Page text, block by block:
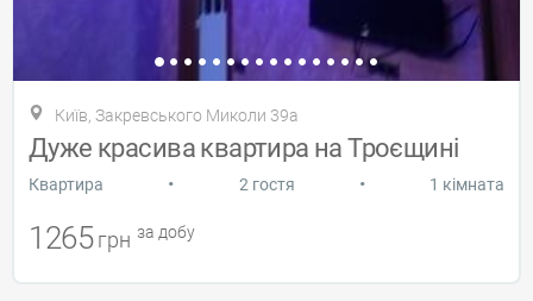
Київ, Закревського Миколи 39а
Дуже красива квартира на Троєщині
Квартира • 2 гостя • 1 кімната
1265 грн за добу